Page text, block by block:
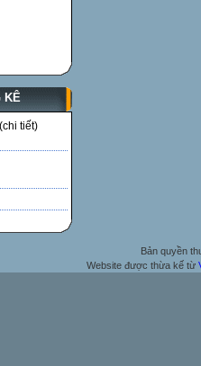
KÊ
chi tiết)
Bản quyền
Website được thừa kế từ